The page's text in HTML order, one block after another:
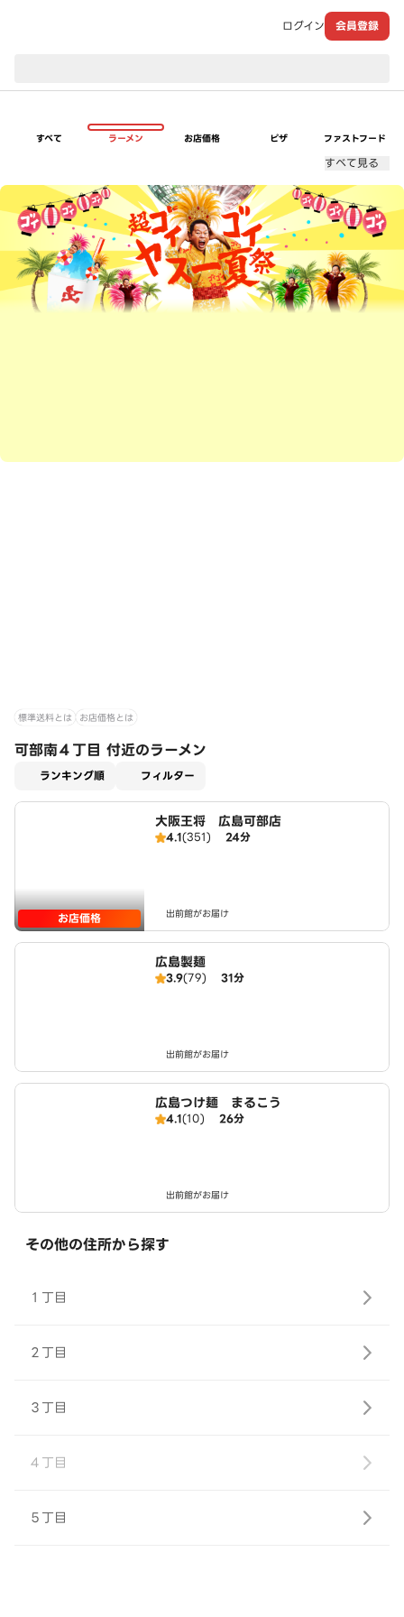
ログイン 会員登録
すべて ラーメン お店価格 ピザ ファストフード
すべて見る
超ゴイゴイヤスー夏祭
標準送料とは お店価格とは
可部南４丁目 付近のラーメン
ランキング順 フィルター
お店価格
大阪王将 広島可部店
4.1(351) 24分
出前館がお届け
広島製麺
3.9(79) 31分
出前館がお届け
広島つけ麺 まるこう
4.1(10) 26分
出前館がお届け
その他の住所から探す
１丁目
２丁目
３丁目
４丁目
５丁目